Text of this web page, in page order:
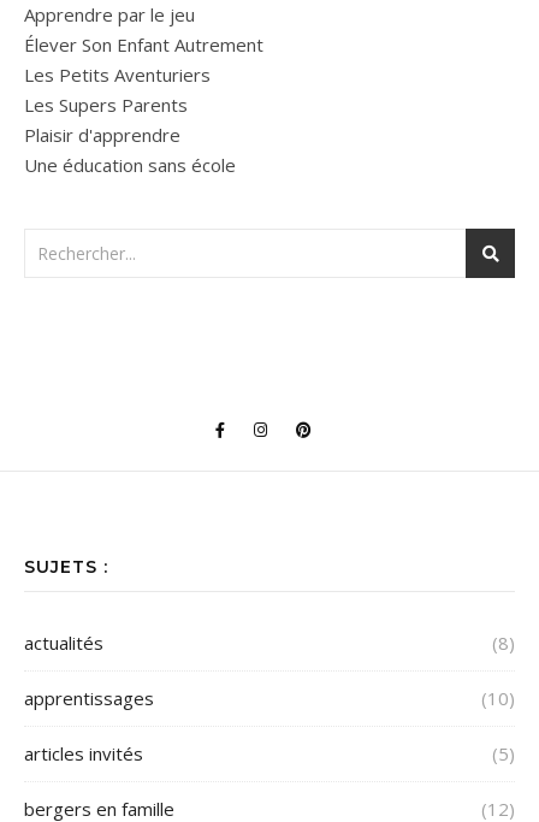
Apprendre par le jeu
Élever Son Enfant Autrement
Les Petits Aventuriers
Les Supers Parents
Plaisir d'apprendre
Une éducation sans école
SUJETS :
actualités (8)
apprentissages (10)
articles invités (5)
bergers en famille (12)